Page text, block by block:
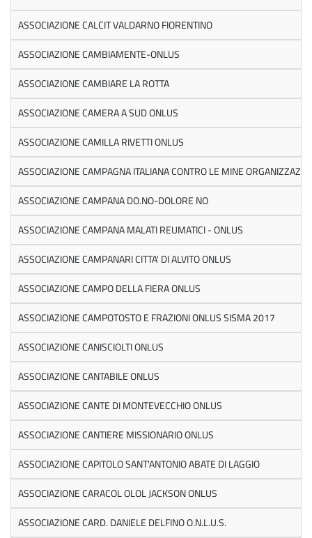
ASSOCIAZIONE CALCIT VALDARNO FIORENTINO
ASSOCIAZIONE CAMBIAMENTE-ONLUS
ASSOCIAZIONE CAMBIARE LA ROTTA
ASSOCIAZIONE CAMERA A SUD ONLUS
ASSOCIAZIONE CAMILLA RIVETTI ONLUS
ASSOCIAZIONE CAMPAGNA ITALIANA CONTRO LE MINE
ASSOCIAZIONE CAMPANA DO.NO-DOLORE NO
ASSOCIAZIONE CAMPANA MALATI REUMATICI - ONLUS
ASSOCIAZIONE CAMPANARI CITTA' DI ALVITO ONLUS
ASSOCIAZIONE CAMPO DELLA FIERA ONLUS
ASSOCIAZIONE CAMPOTOSTO E FRAZIONI ONLUS SISMA 2017
ASSOCIAZIONE CANISCIOLTI ONLUS
ASSOCIAZIONE CANTABILE ONLUS
ASSOCIAZIONE CANTE DI MONTEVECCHIO ONLUS
ASSOCIAZIONE CANTIERE MISSIONARIO ONLUS
ASSOCIAZIONE CAPITOLO SANT'ANTONIO ABATE DI LAGGIO
ASSOCIAZIONE CARACOL OLOL JACKSON ONLUS
ASSOCIAZIONE CARD. DANIELE DELFINO O.N.L.U.S.